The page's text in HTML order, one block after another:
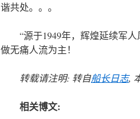
谐共处。。。
“源于1949年，辉煌延续军
做无痛人流为主！
转载请注明: 转自船长日志,
相关博文: